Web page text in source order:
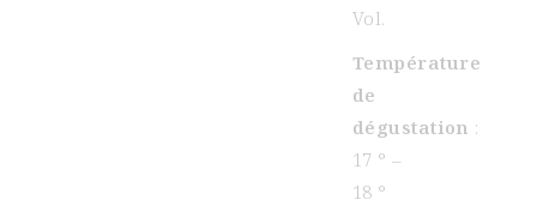
Vol.
Température
de
dégustation :
17 ° –
18 °